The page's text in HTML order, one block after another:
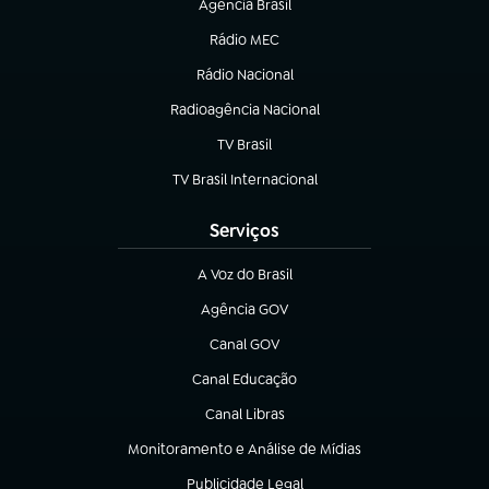
Agência Brasil
(abre em nova aba)
Rádio MEC
(abre em nova aba)
Rádio Nacional
Radioagência Nacional
(abre em nova aba)
TV Brasil
(abre em nova aba)
TV Brasil Internacional
(abre em nova aba)
Serviços
A Voz do Brasil
(abre em nova aba)
Agência GOV
(abre em nova aba)
Canal GOV
(abre em nova aba)
Canal Educação
(abre em nova aba)
Canal Libras
(abre em nova aba)
Monitoramento e Análise de Mídias
(abre em nova aba)
Publicidade Legal